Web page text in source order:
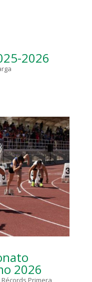
2026
2026
Récords Primera